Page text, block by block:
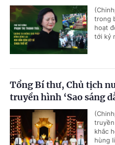
trong
hoạt
tới kỷ
Tổng Bí thư, Chủ tịch
truyền hình ‘Sao sáng
khắc
hùng